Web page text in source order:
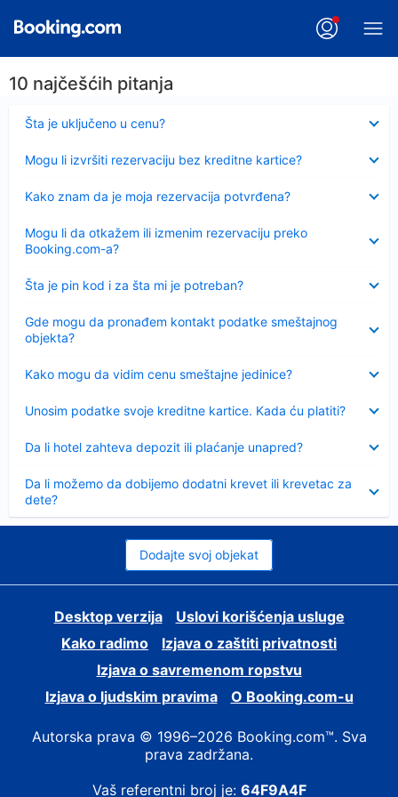
10 najčešćih pitanja
Šta je uključeno u cenu?
Sažeto
Mogu li izvršiti rezervaciju bez kreditne kartice?
Kako znam da je moja rezervacija potvrđena?
Mogu li da otkažem ili izmenim rezervaciju preko
Booking.com-a?
Šta je pin kod i za šta mi je potreban?
Sažeto
Gde mogu da pronađem kontakt podatke smeštajnog
objekta?
Kako mogu da vidim cenu smeštajne jedinice?
Unosim podatke svoje kreditne kartice. Kada ću platiti?
Da li hotel zahteva depozit ili plaćanje unapred?
Da li možemo da dobijemo dodatni krevet ili krevetac za
dete?
Dodajte svoj objekat
Desktop verzija
Uslovi korišćenja usluge
Kako radimo
Izjava o zaštiti privatnosti
Izjava o savremenom ropstvu
Izjava o ljudskim pravima
О Booking.com-u
Autorska prava © 1996–2026 Booking.com™. Sva
prava zadržana.
Vaš referentni broj je: 64F9A4F